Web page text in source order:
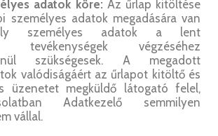
adatok köre: Az űrlap kitöltése
személyes adatok megadására van
személyes adatok a lent
tevékenységek végzéséhez
szükségesek. A megadott
valódiságáért az űrlapot kitöltő és
üzenetet megküldő látogató felel,
Adatkezelő semmilyen
vállal.